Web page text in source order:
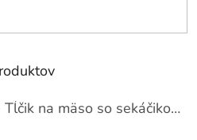
Perfect Home Tĺčik na mäso so sekáčikom, 56893
je 5 z 5 hviezdičiek.